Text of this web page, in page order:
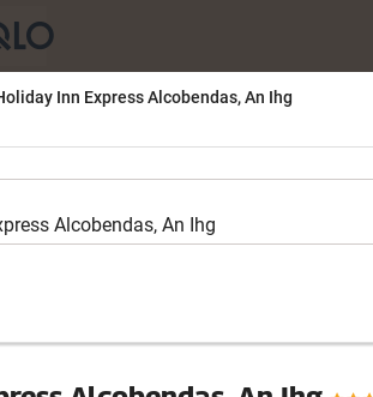
Inn Express Alcobendas, An Ihg